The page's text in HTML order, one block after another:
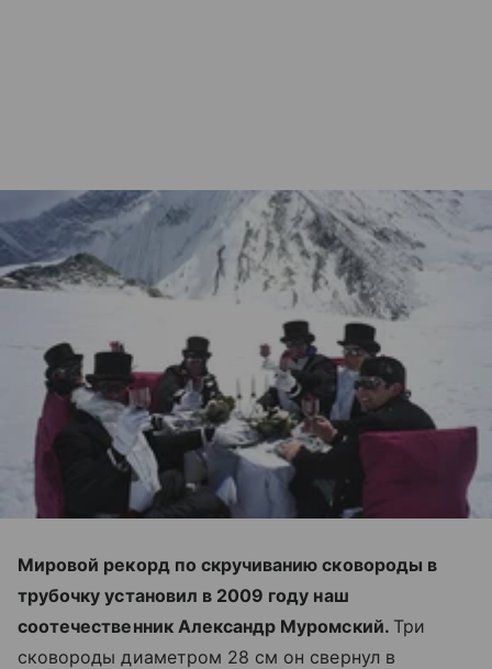
Мировой рекорд по скручиванию сковороды в
трубочку установил в 2009 году наш
соотечественник Александр Муромский. Три
сковороды диаметром 28 см он свернул в